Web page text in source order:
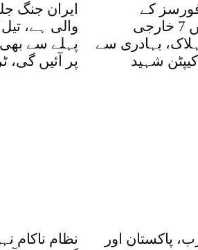
ایران جنگ
والی ہے،
پہلے سے
پر آئیں گی،
کے
آپریشن میں 7 خارجی
بہادری سے
شہید
نظام ناکام
پاکستان اور